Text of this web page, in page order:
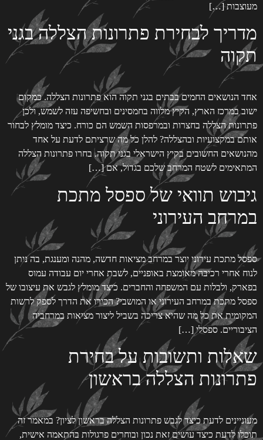
מעוצבות […]
מדריך לבחירת פתרונות הצללה בגני
תקוה
אחד הנושאים החמים בבתים בגני תקוה הוא פתרונות הצללה. כמקום
ישוב במרכז הארץ, הקיץ מלווה בחמסינים ובחשיפה עזה לשמש, ולכן
פתרונות הצללה בחצרות ובמרפסות השמש הם כורח. כיצד מומלץ לבחור
אותם במקצועיות ובהצללה? להלן כל מה שרציתם לדעת על אחד
מהנושאים החשובים בקיץ הישראלי בגני תקוה. בחרו פתרונות הצללה
המתאימים לשטח המרחב שלכם בגדול, אם […]
גיבוש תוואי של ספסל מתכת
במרחב העירוני
ספסל מתכת עירוני יוצר במרחב מציאות חדשה, מהנה ומענגת, בה ניתן
לנוח אחרי רכיבה מאומצת באופניים, לשבת אחרי יום עבודה עמוס
בפארק, ולבלות עם המשפחה והחברים. כיצד מומלץ לגבש את עיצובו של
ספסל מתכת במרחב העירוני או המושבי? הכירו את הדרך לספק לרשות
המקומית את כל מה שהיא צריכה בשביל ליצור מציאות במרחביה
הציבוריים. ספסלי […]
שאלות ותשובות על בחירת
פתרונות הצללה בראשון
מעוניינים לדעת כיצד לגבש פתרונות הצללה בראשון לציון? במאמר זה
תוכלו לדעת כיצד עושים זאת נכון ובוחרים פרגולות בהתאמה אישית,